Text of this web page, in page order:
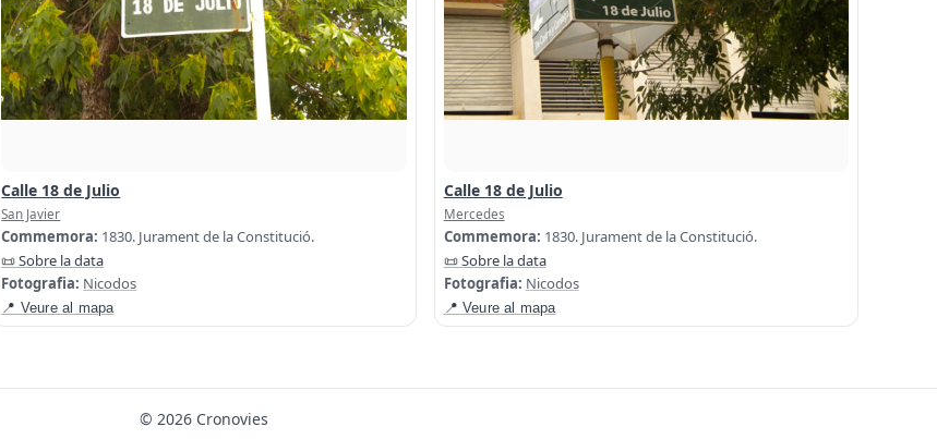
Calle 18 de Julio
San Javier
Commemora: 1830. Jurament de la Constitució.
📜 Sobre la data
Fotografia: Nicodos
📍 Veure al mapa
Calle 18 de Julio
Mercedes
Commemora: 1830. Jurament de la Constitució.
📜 Sobre la data
Fotografia: Nicodos
📍 Veure al mapa
© 2026 Cronovies